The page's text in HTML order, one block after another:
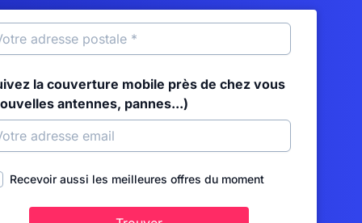
la couverture mobile près de chez vous
antennes, pannes...)
Recevoir aussi les meilleures offres du moment